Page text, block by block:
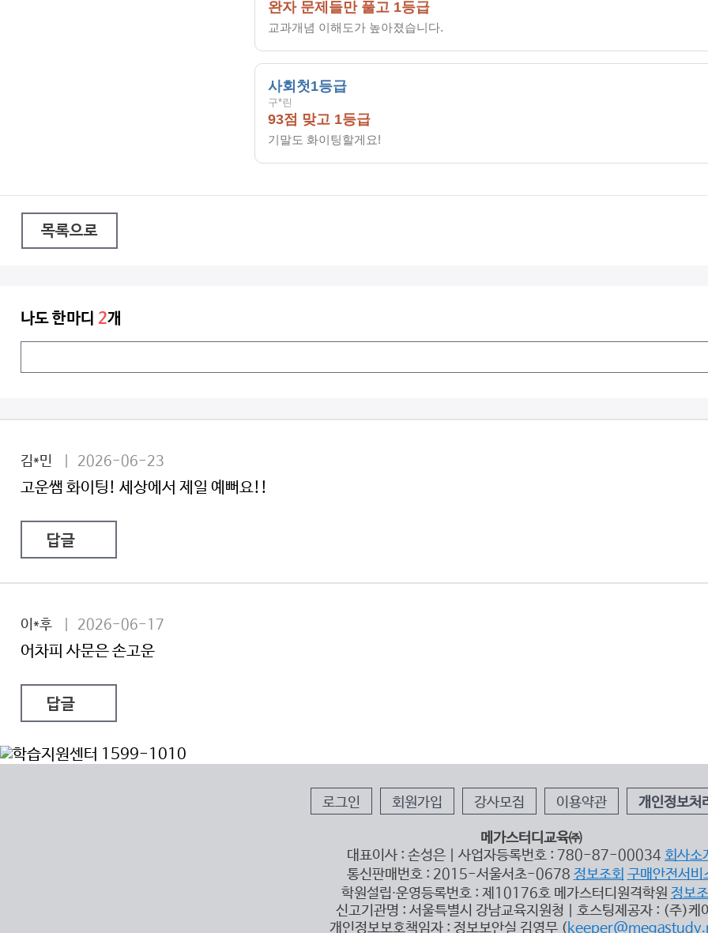
완자 문제들만 풀고 1등급
교과개념 이해도가 높아졌습니다.
사회첫1등급
구*린
93점 맞고 1등급
기말도 화이팅할게요!
목록으로
나도 한마디 2개
김*민 | 2026-06-23
고운쌤 화이팅! 세상에서 제일 예뻐요!!
답글
이*후 | 2026-06-17
어차피 사문은 손고운
답글
로그인 회원가입 강사모집 이용약관 개인정보처
메가스터디교육㈜
대표이사 : 손성은 | 사업자등록번호 : 780-87-00034 회사소
통신판매번호 : 2015-서울서초-0678 정보조회 구매안전서비
학원설립∙운영등록번호 : 제10176호 메가스터디원격학원 정보
신고기관명 : 서울특별시 강남교육지원청 | 호스팅제공자 : (주)케
개인정보보호책임자 : 정보보안실 김영무 (